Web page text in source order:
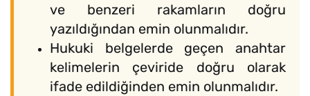
ve benzeri rakamların doğru
yazıldığından emin olunmalıdır.
Hukuki belgelerde geçen anahtar
kelimelerin çeviride doğru olarak
ifade edildiğinden emin olunmalıdır.